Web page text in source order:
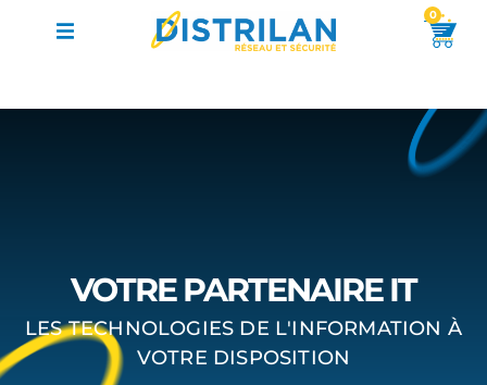
0
VOTRE PARTENAIRE IT
LES TECHNOLOGIES DE L'INFORMATION À
VOTRE DISPOSITION